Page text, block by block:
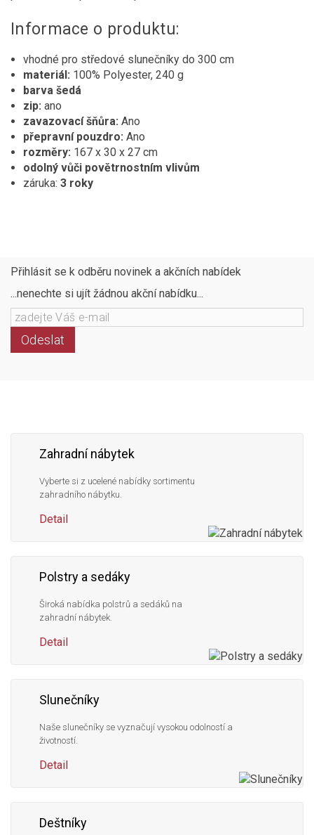
Informace o produktu:
vhodné pro středové slunečníky do 300 cm
materiál: 100% Polyester, 240 g
barva šedá
zip: ano
zavazovací šňůra: Ano
přepravní pouzdro: Ano
rozměry: 167 x 30 x 27 cm
odolný vůči povětrnostním vlivům
záruka: 3 roky
Přihlásit se k odběru novinek a akčních nabídek
...nenechte si ujít žádnou akční nabídku...
Odeslat
Zahradní nábytek
Vyberte si z ucelené nabídky sortimentu
zahradního nábytku.
Detail
Polstry a sedáky
Široká nabídka polstrů a sedáků na
zahradní nábytek.
Detail
Slunečníky
Naše slunečníky se vyznačují vysokou odolností a
životností.
Detail
Deštníky